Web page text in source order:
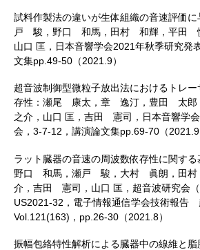
試料作製法の違いが生体組織の音速評価
戸 駿，野口 和馬，田村 和輝，平田
山口 匡，日本音響学会2021年秋季研究発
文集pp.49-50（2021.9）
超音波制御型微粒子放出法におけるトレ
存性：瀬尾 康太，章 逸汀，豊田 太
之介，山口 匡，吉田 憲司，日本音響学
会，3-7-12，講演論文集pp.69-70（2021.9
ラット臓器の音速の周波数依存性に関す
野口 和馬，瀬戸 駿，大村 眞朗，田
介，吉田 憲司，山口 匡，超音波研究会（
US2021-32，電子情報通信学会技術報告
Vol.121(163)，pp.26-30（2021.8）
振幅包絡特性解析による臓器中の線維と